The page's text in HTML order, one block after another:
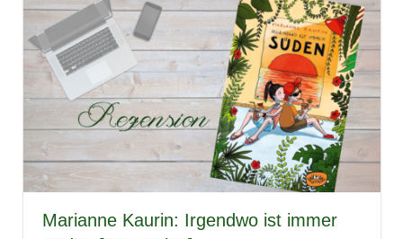
Marianne Kaurin: Irgendwo ist immer